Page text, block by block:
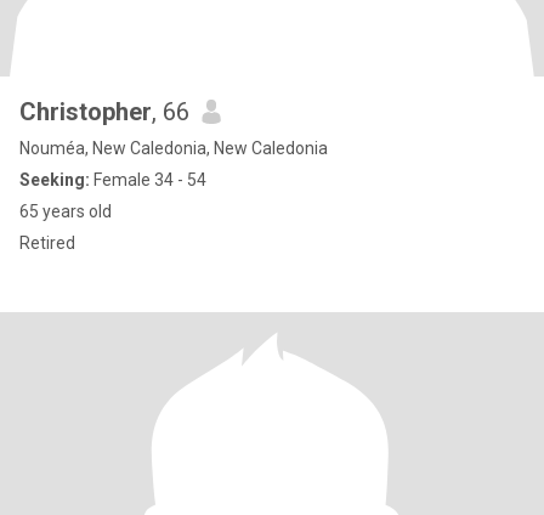
Christopher, 66
Nouméa, New Caledonia, New Caledonia
Seeking: Female 34 - 54
65 years old
Retired